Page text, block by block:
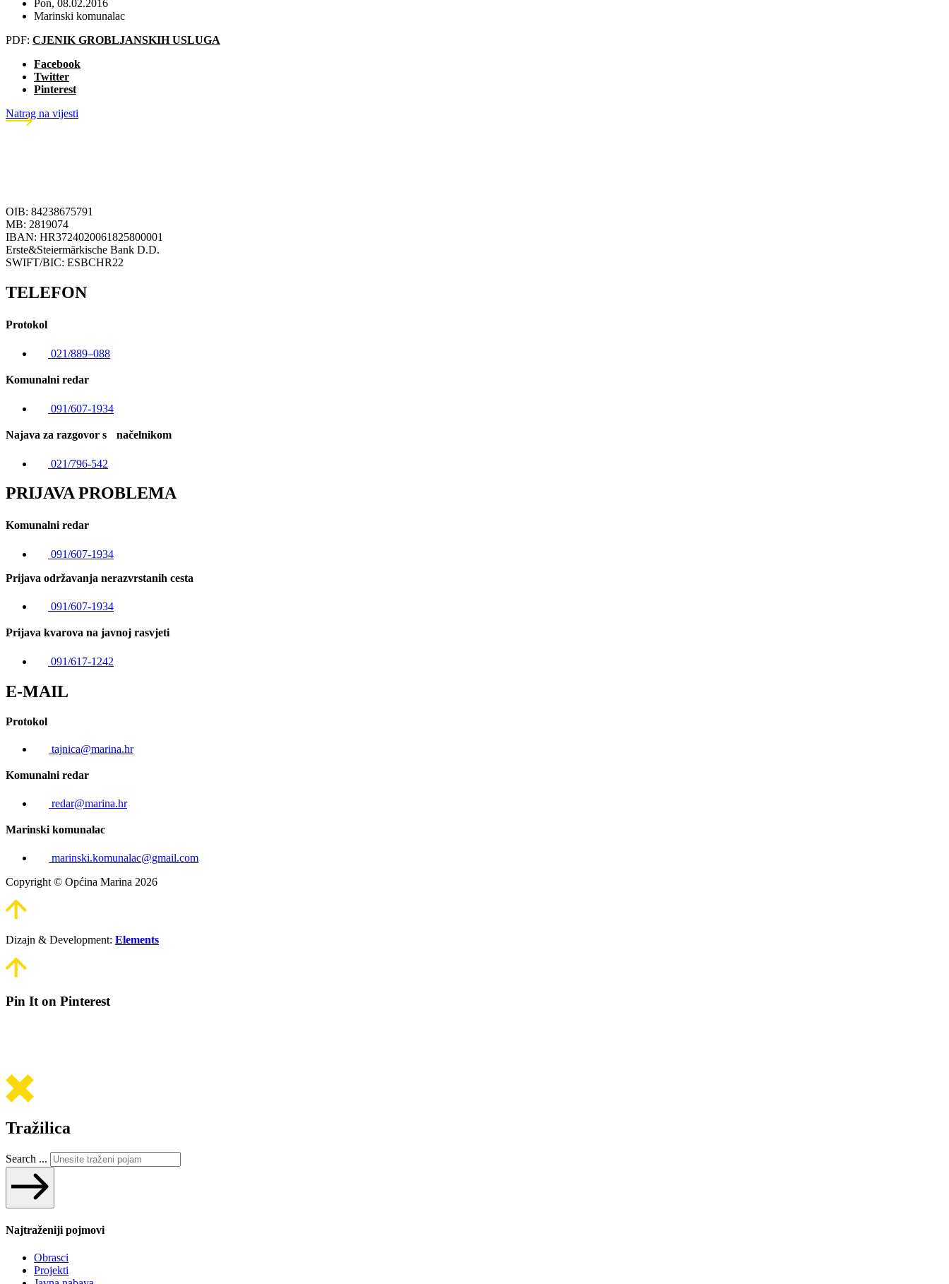
Pon, 08.02.2016
Marinski komunalac
PDF: CJENIK GROBLJANSKIH USLUGA
Facebook
Twitter
Pinterest
Natrag na vijesti
OIB: 84238675791
MB: 2819074
IBAN: HR3724020061825800001
Erste&Steiermärkische Bank D.D.
SWIFT/BIC: ESBCHR22
TELEFON
Protokol
021/889–088
Komunalni redar
091/607-1934
Najava za razgovor s načelnikom
021/796-542
PRIJAVA PROBLEMA
Komunalni redar
091/607-1934
Prijava održavanja nerazvrstanih cesta
091/607-1934
Prijava kvarova na javnoj rasvjeti
091/617-1242
E-MAIL
Protokol
tajnica@marina.hr
Komunalni redar
redar@marina.hr
Marinski komunalac
marinski.komunalac@gmail.com
Copyright © Općina Marina 2026
Dizajn & Development: Elements
Pin It on Pinterest
Tražilica
Search ...
Najtraženiji pojmovi
Obrasci
Projekti